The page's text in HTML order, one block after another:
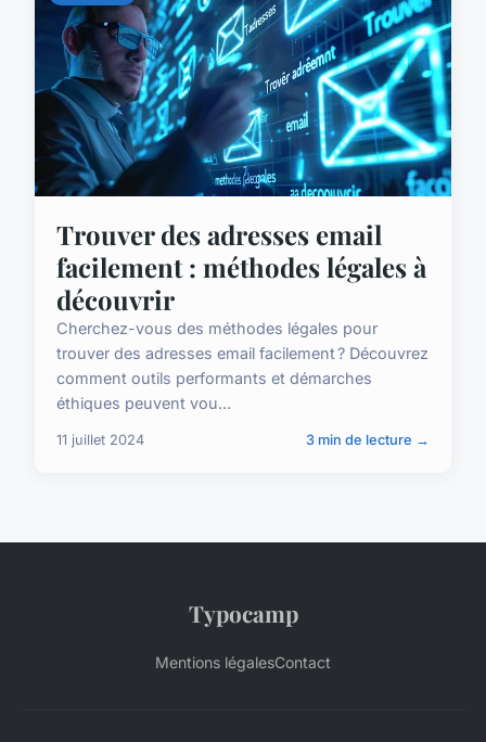
Trouver des adresses email
facilement : méthodes légales à
découvrir
Cherchez-vous des méthodes légales pour
trouver des adresses email facilement ? Découvrez
comment outils performants et démarches
éthiques peuvent vou...
11 juillet 2024 3 min de lecture →
Typocamp
Mentions légalesContact